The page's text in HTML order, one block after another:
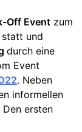
Off Event zum
und
durch eine
Event
. Neben
informellen
ersten